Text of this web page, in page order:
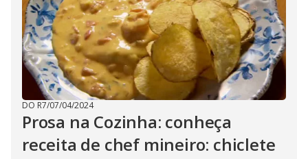
DO R7/07/04/2024
Prosa na Cozinha: conheça
receita de chef mineiro: chiclete